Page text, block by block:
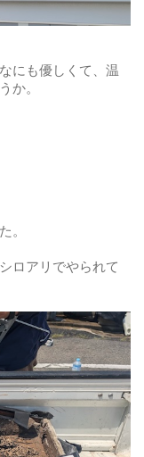
にも優しくて、温
か。
。
ロアリでやられて